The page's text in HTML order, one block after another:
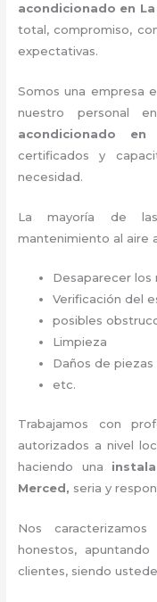
acondicionado en La
total, compromiso,
expectativas.
Somos una empresa
nuestro personal
acondicionado
certificados y
necesidad.
La mayoría de
mantenimiento al aire
Desaparecer los
Verificación del
posibles
Limpieza
Daños de
etc.
Trabajamos con
autorizados a nivel
haciendo una
Merced, seria y
Nos
honestos,
clientes, siendo